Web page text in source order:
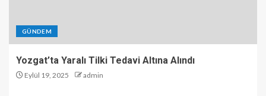
GÜNDEM
Yozgat’ta Yaralı Tilki Tedavi Altına Alındı
Eylül 19, 2025 admin